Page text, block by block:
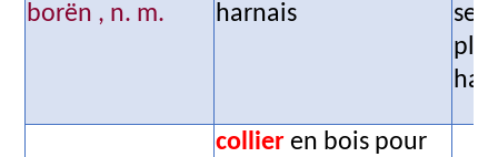
borën , n. m. harnais
collier en bois pour